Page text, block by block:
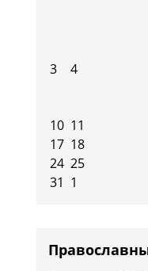
3 4
10 11
17 18
24 25
31 1